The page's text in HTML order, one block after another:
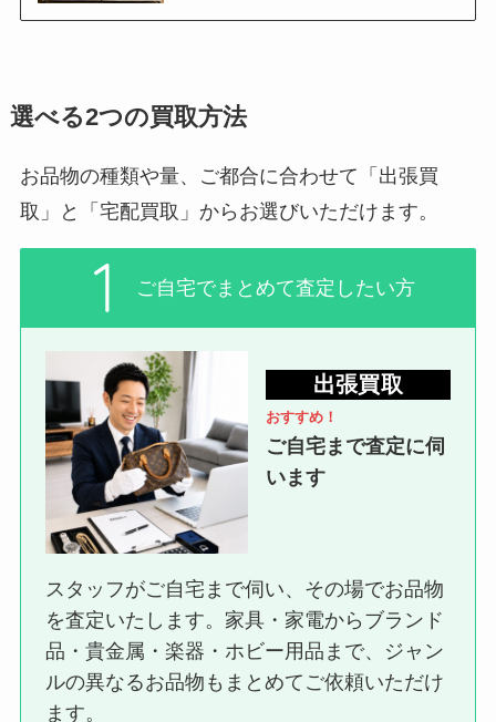
選べる2つの買取方法
お品物の種類や量、ご都合に合わせて「出張買
取」と「宅配買取」からお選びいただけます。
ご自宅でまとめて査定したい方
出張買取
おすすめ！
ご自宅まで査定に伺
います
スタッフがご自宅まで伺い、その場でお品物
を査定いたします。家具・家電からブランド
品・貴金属・楽器・ホビー用品まで、ジャン
ルの異なるお品物もまとめてご依頼いただけ
ます。